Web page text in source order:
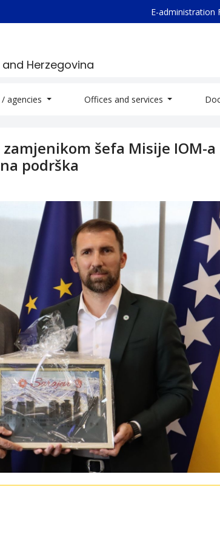
E-administration
Herzegovina
agencies Offices and services
šefa Misije IOM-a
podrška